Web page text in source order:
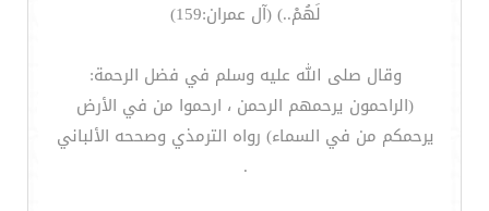
لَهُمْ..) (آل عمران:159)
وقال صلى الله عليه وسلم في فضل الرحمة:
(الراحمون يرحمهم الرحمن ، ارحموا من في الأرض
يرحمكم من في السماء) رواه الترمذي وصححه الألباني
.